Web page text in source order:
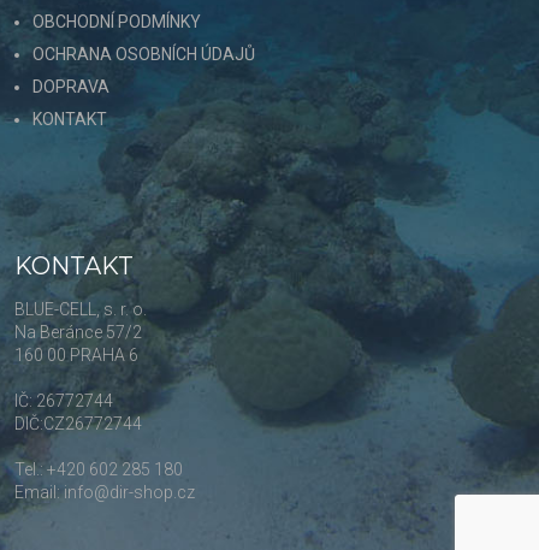
OBCHODNÍ PODMÍNKY
OCHRANA OSOBNÍCH ÚDAJŮ
DOPRAVA
KONTAKT
KONTAKT
BLUE-CELL, s. r. o.
Na Beránce 57/2
160 00 PRAHA 6
IČ: 26772744
DIČ:CZ26772744
Tel.: +420 602 285 180
Email: info@dir-shop.cz